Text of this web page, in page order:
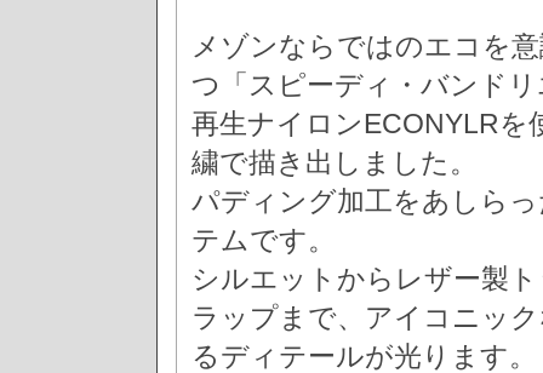
メゾンならではのエコを
つ「スピーディ・バンド
再生ナイロンECONYLR
繍で描き出しました。
パディング加工をあしら
テムです。
シルエットからレザー製
ラップまで、アイコニッ
るディテールが光ります。